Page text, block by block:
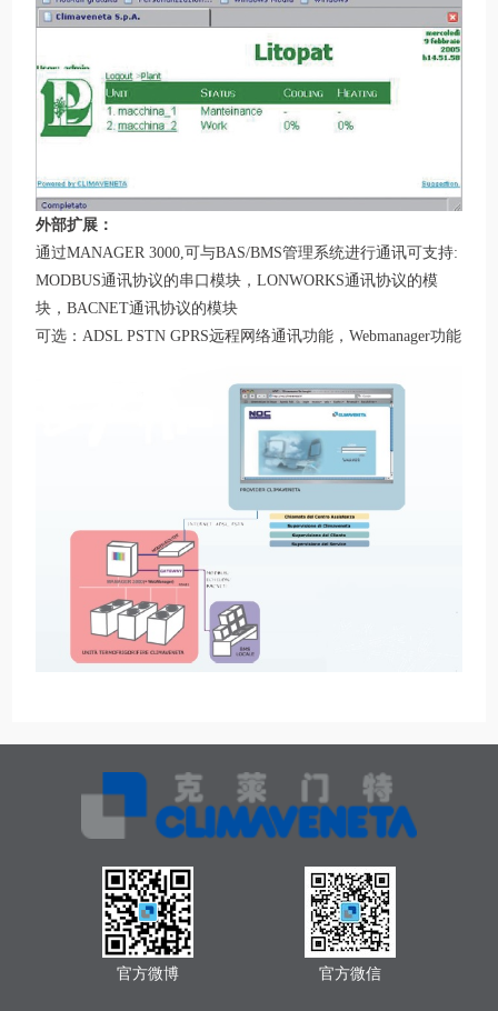
外部扩展：
通过MANAGER 3000,可与BAS/BMS管理系统进行通讯可支持:
MODBUS通讯协议的串口模块，LONWORKS通讯协议的模
块，BACNET通讯协议的模块
可选：ADSL PSTN GPRS远程网络通讯功能，Webmanager功能
官方微博 官方微信